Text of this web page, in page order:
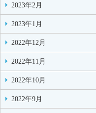
2023年2月
2023年1月
2022年12月
2022年11月
2022年10月
2022年9月